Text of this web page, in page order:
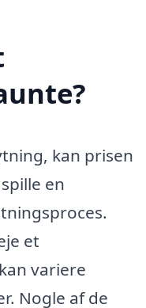
kan prisen
en
et
variere
Nogle af de